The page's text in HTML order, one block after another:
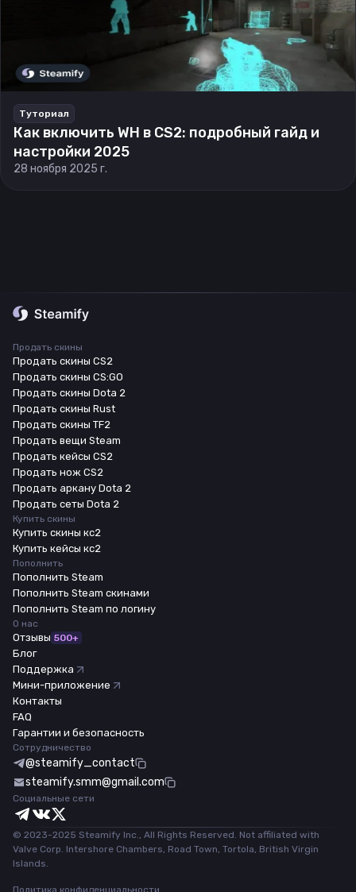
Туториал
Как включить WH в CS2: подробный гайд и
настройки 2025
28 ноября 2025 г.
Продать скины
Продать скины CS2
Продать скины CS:GO
Продать скины Dota 2
Продать скины Rust
Продать скины TF2
Продать вещи Steam
Продать кейсы CS2
Продать нож CS2
Продать аркану Dota 2
Продать сеты Dota 2
Купить скины
Купить скины кс2
Купить кейсы кс2
Пополнить
Пополнить Steam
Пополнить Steam скинами
Пополнить Steam по логину
О нас
Отзывы 500+
Блог
Поддержка
Мини-приложение
Контакты
FAQ
Гарантии и безопасность
Сотрудничество
@steamify_contact
steamify.smm@gmail.com
Социальные сети
© 2023-2025 Steamify Inc., All Rights Reserved. Not affiliated with
Valve Corp. Intershore Chambers, Road Town, Tortola, British Virgin
Islands.
Политика конфиденциальности